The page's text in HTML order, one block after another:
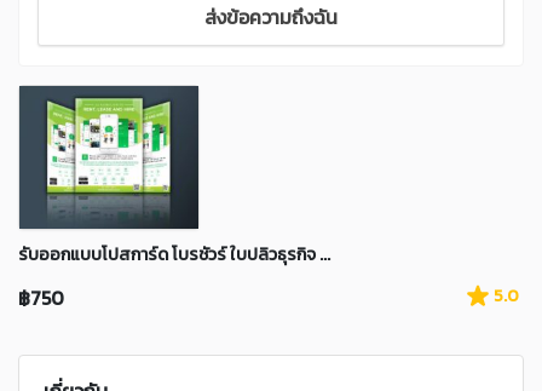
ส่งข้อความถึงฉัน
รับออกแบบโปสการ์ด โบรชัวร์ ใบปลิวธุรกิจ ...
฿750 5.0